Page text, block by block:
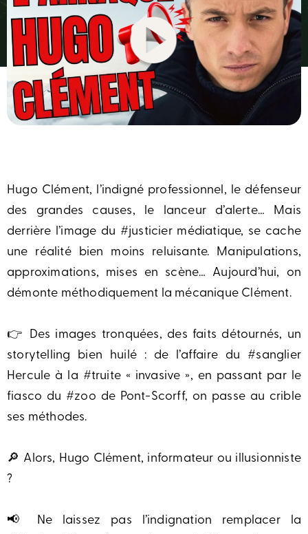
Hugo Clément, l’indigné professionnel, le défenseur
des grandes causes, le lanceur d’alerte… Mais
derrière l’image du #justicier médiatique, se cache
une réalité bien moins reluisante. Manipulations,
approximations, mises en scène… Aujourd’hui, on
démonte méthodiquement la mécanique Clément.
👉 Des images tronquées, des faits détournés, un
storytelling bien huilé : de l’affaire du #sanglier
Hercule à la #truite « invasive », en passant par le
fiasco du #zoo de Pont-Scorff, on passe au crible
ses méthodes.
🔎 Alors, Hugo Clément, informateur ou illusionniste
?
📢 Ne laissez pas l’indignation remplacer la